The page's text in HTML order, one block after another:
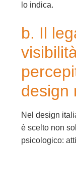
lo indica.
b. Il
design
Nel design
è scelto non
psicologico: